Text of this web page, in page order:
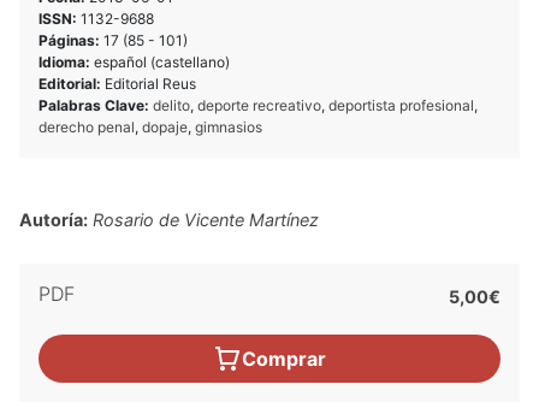
ISSN: 1132-9688
Páginas: 17 (85 - 101)
Idioma: español (castellano)
Editorial: Editorial Reus
Palabras Clave: delito, deporte recreativo, deportista profesional,
derecho penal, dopaje, gimnasios
Autoría: Rosario de Vicente Martínez
PDF 5,00€
Comprar